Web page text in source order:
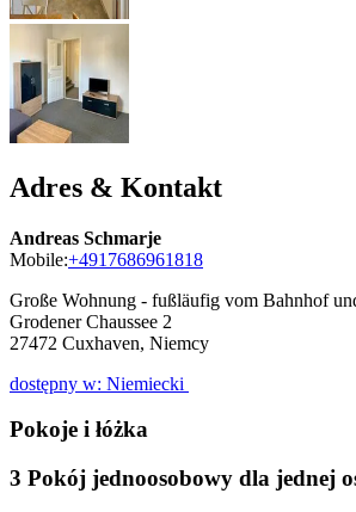
Adres & Kontakt
Andreas Schmarje
Mobile:+4917686961818
Große Wohnung - fußläufig vom Bahnhof
Grodener Chaussee 2
27472 Cuxhaven, Niemcy
dostępny w: Niemiecki
Pokoje i łóżka
3 Pokój jednoosobowy dla jednej